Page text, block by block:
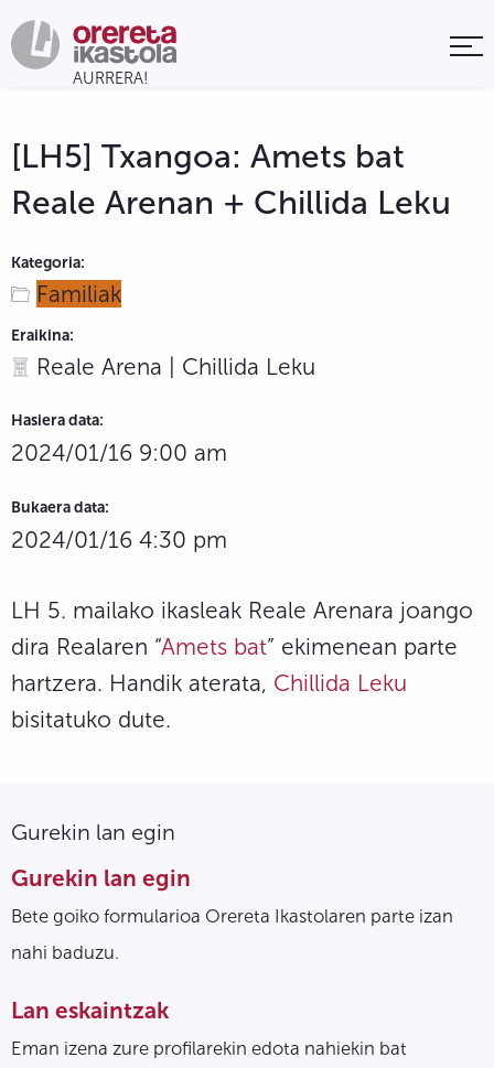
[LH5] Txangoa: Amets bat
Reale Arenan + Chillida Leku
Kategoria:
Familiak
Eraikina:
Reale Arena | Chillida Leku
Hasiera data:
2024/01/16 9:00 am
Bukaera data:
2024/01/16 4:30 pm
LH 5. mailako ikasleak Reale Arenara joango
dira Realaren “Amets bat” ekimenean parte
hartzera. Handik aterata, Chillida Leku
bisitatuko dute.
Gurekin lan egin
Gurekin lan egin
Bete goiko formularioa Orereta Ikastolaren parte izan
nahi baduzu.
Lan eskaintzak
Eman izena zure profilarekin edota nahiekin bat